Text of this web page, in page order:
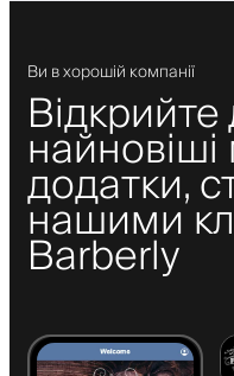
Ви в хорошій компанії
найновіші
додатки,
нашими
Barberly